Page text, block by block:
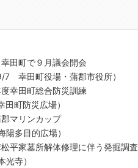
田町で９月議会開会
幸田町役場・蒲郡市役所）
幸田町総合防災訓練
町防災広場）
マリンカップ
多目的広場）
平家墓所解体修理に伴う発掘調査
寺）